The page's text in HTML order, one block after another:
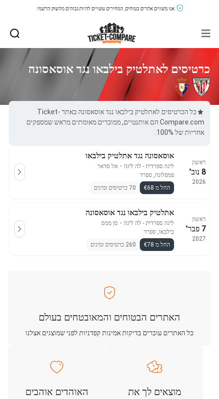
אנו משווים אתרים בטוחים, המחירים עשויים להיות גבוהים מהשוק הרשמי.
כרטיסים לאתלטיק בילבאו נגד אוסאסונה
כל הכרטיסים לאתלטיק בילבאו נגד אוסאסונה באתר Ticket-
Compare.com הם אותנטיים, ממוכרים מאומתים מראש שמספקים
אחריות של 100%.
ראשון
8 נוב'
2026
אוסאסונה נגד אתלטיק בילבאו
ליגה ספרדית - לה ליגה ・ אל סדאר
פמפלונה, ספרד
החל מ €68
70 כרטיסים זמינים
ראשון
7 פבר'
2027
אתלטיק בילבאו נגד אוסאסונה
ליגה ספרדית - לה ליגה ・ סן ממס
בילבאו, ספרד
החל מ €78
260 כרטיסים זמינים
האתרים הבטוחים והמאובטחים בעולם
כל האתרים עוברים בדיקות אמינות קפדניות לפני שמוצגים אצלנו
מוצאים לך את
האוהדים אוהבים